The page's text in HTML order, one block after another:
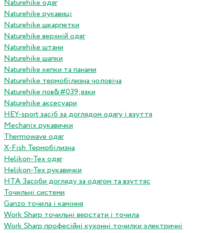
Naturehike одяг
Naturehike рукавиці
Naturehike шкарпетки
Naturehike верхній одяг
Naturehike штани
Naturehike шапки
Naturehike кепки та панами
Naturehike термобілизна чоловіча
Naturehike пов&#039;язки
Naturehike аксесуари
HEY-sport засіб за доглядом одягу і взуття
Mechanix рукавички
Thermowave одяг
X-Fish Термобілизна
Helikon-Tex одяг
Helikon-Tex рукавички
HTA Засоби догляду за одягом та взуттяс
Точильні системи
Ganzo точила і каміння
Work Sharp точильні верстати і точила
Work Sharp професiйнi кухоннi точилки электричнi